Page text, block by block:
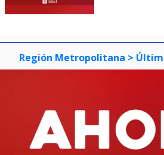
Región Metropolitana >